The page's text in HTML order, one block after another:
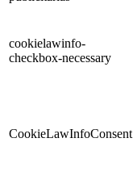
cookielawinfo-
checkbox-necessary
CookieLawInfoConsent